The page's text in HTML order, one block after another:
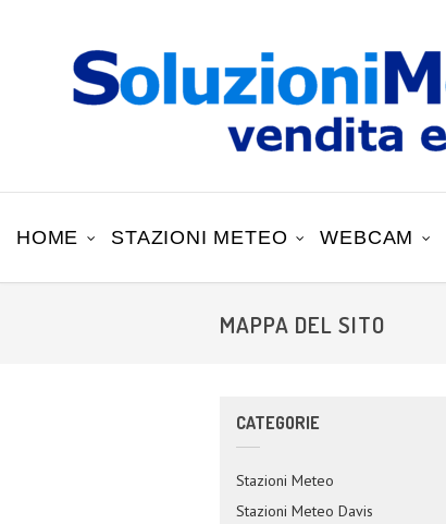
HOME STAZIONI METEO WEBCAM
MAPPA DEL SITO
CATEGORIE
Stazioni Meteo
Stazioni Meteo Davis